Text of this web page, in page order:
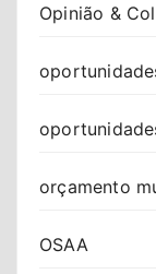
Opinião &
orçamento
OSAA